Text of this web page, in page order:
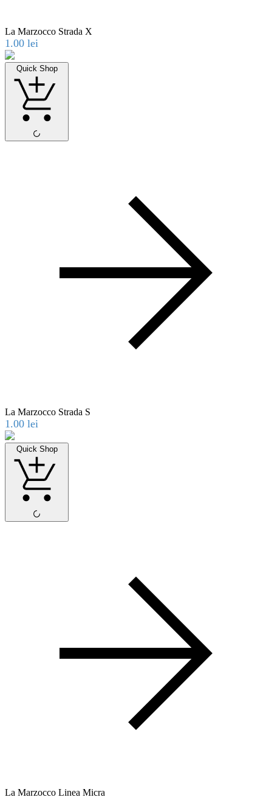
La Marzocco Strada X
1.00 lei
Quick Shop
La Marzocco Strada S
1.00 lei
Quick Shop
La Marzocco Linea Micra